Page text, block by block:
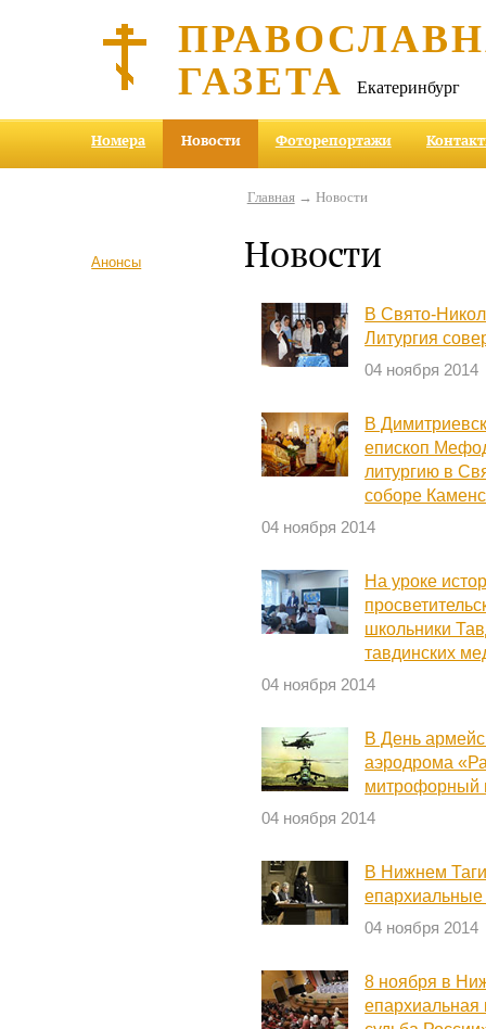
ГАЗЕТА Екатеринбург
Номера Новости Фоторепортажи
Анонсы
Главная→ Новости
Новости
В Свято-
Литургия
04 ноября 2014
В
епископ
литургию в
соборе
04 ноября 2014
На уроке
школьники
тавдинских
04 ноября 2014
В День
аэродрома
митрофорный
04 ноября 2014
В Нижнем
епархиальные
04 ноября 2014
8 ноября в